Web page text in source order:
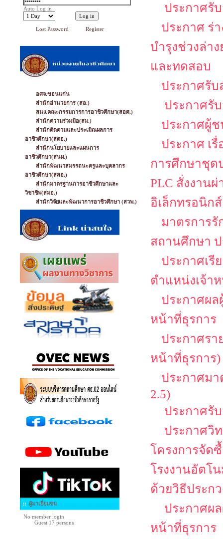
Auto Log in :
Lost Password Register
อศจ.ขอนแก่น
สำนักอำนวยการ (สอ.)
สนง.คณะกรรมการการอาชีวศึกษา(สอศ.)
สำนักความร่วมมือ(สม.)
สำนักติดตามและประเมิณผลการ
อาชีวศึกษา(สตอ.)
สำนักนโยบายและแผนการ
อาชีวศึกษา(สนผ.)
สำนักพัฒนาสมรรถนะครูและบุคลากร
อาชีวศึกษา(สสอ.)
สำนักมาตรฐานการอาชีวศึกษาและ
วิชาชีพ(สมอ.)
สำนักวิจัยและพัฒนาการอาชีวศึกษา (สวพ.)
ผู้มาเยี่ยมชม
No member login
Guest 17 persons
ประกาศรั
ประกาศ ร่
บำรุงช่วงล่า
และทดสอบ
ประกาศรั
ประกาศรั
ประกาศผู้ช
ประกาศ เ
การศึกษาชุด
PLC สั่งงาน
อิเล็กทรอนิก
มาตรการ
สถานศึกษา ป
ประกาศเรี
ตำแหน่งเจ้า
ประกาศผล
หน้าที่ธุรการ
ประกาศรา
หน้าที่ธุรการ)
ประกาศมา
2.5)
ประกาศรั
ประกาศวิ
โครงการจัด
โรงงานอัตโ
ด้วยวิธีประก
ประกาศผ
หน้าที่ธุรการ